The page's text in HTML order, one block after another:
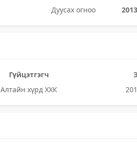
Дуусах огноо
2013
Гүйцэтгэгч
Алтайн хүрд ХХК